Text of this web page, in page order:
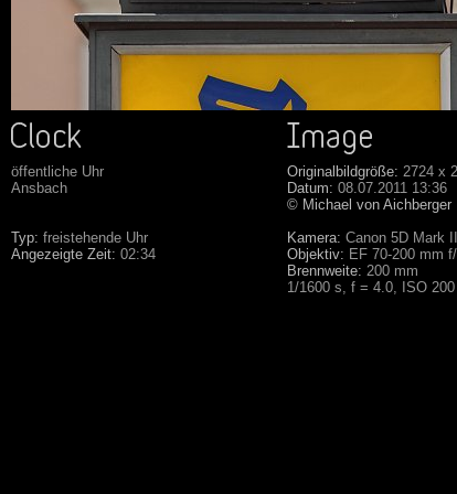
öffentliche Uhr
Ansbach
Typ: freistehende Uhr
Angezeigte Zeit: 02:34
Originalbildgröße: 2724 x
Datum: 08.07.2011 13:36
© Michael von Aichberger
Kamera: Canon 5D Mark II
Objektiv: EF 70-200 mm
Brennweite: 200 mm
1/1600 s, f = 4.0, ISO 200